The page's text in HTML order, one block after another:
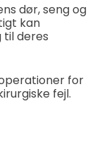
dør, seng og
kan
deres
for
fejl.